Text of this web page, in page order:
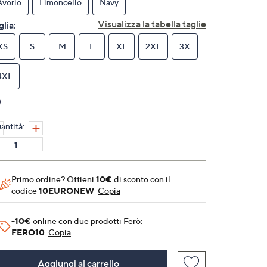
alla
pagina.
Limoncello Navy
Visualizza la tabella taglie
S M L XL 2XL 3X
Primo ordine? Ottieni 10€ di sconto con il
codice10EURONEW Copia
-10€ online con due prodotti Ferò:
FERO10 Copia
Aggiungi al carrello